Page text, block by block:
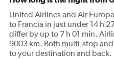
United Airlines and Air
to Francia in just under 14 h
differ by up to 7 h 01 min.
9003 km. Both multi-stop
to your destination and back.